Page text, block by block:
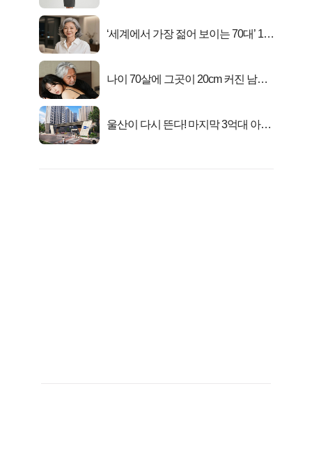
‘세계에서 가장 젊어 보이는 70대’ 1위
나이 70살에 그곳이 20cm 커진 남자..
울산이 다시 뜬다! 마지막 3억대 아파